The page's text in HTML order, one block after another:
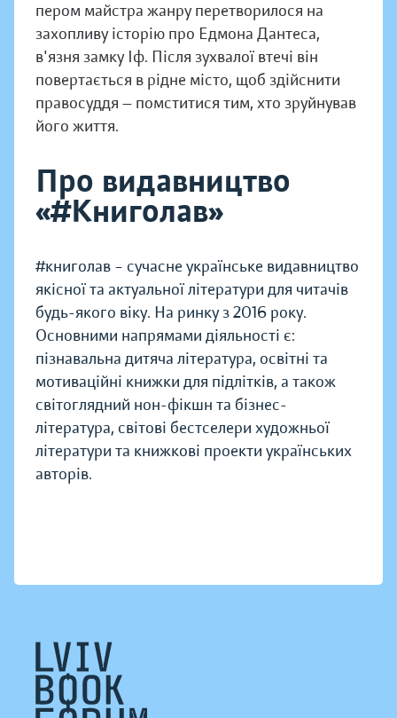
пером майстра жанру перетворилося на
захопливу історію про Едмона Дантеса,
в'язня замку Іф. Після зухвалої втечі він
повертається в рідне місто, щоб здійснити
правосуддя — помститися тим, хто зруйнував
його життя.
Про видавництво
«#Книголав»
#книголав – сучасне українське видавництво
якісної та актуальної літератури для читачів
будь-якого віку. На ринку з 2016 року.
Основними напрямами діяльності є:
пізнавальна дитяча література, освітні та
мотиваційні книжки для підлітків, а також
світоглядний нон-фікшн та бізнес-
література, світові бестселери художньої
літератури та книжкові проекти українських
авторів.